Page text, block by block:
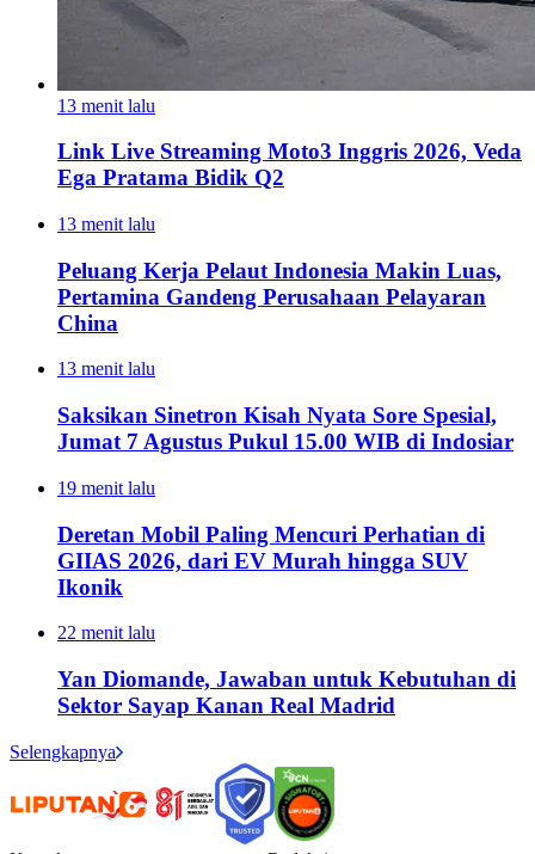
13 menit lalu
Link Live Streaming Moto3 Inggris 2026, Veda
Ega Pratama Bidik Q2
13 menit lalu
Peluang Kerja Pelaut Indonesia Makin Luas,
Pertamina Gandeng Perusahaan Pelayaran
China
13 menit lalu
Saksikan Sinetron Kisah Nyata Sore Spesial,
Jumat 7 Agustus Pukul 15.00 WIB di Indosiar
19 menit lalu
Deretan Mobil Paling Mencuri Perhatian di
GIIAS 2026, dari EV Murah hingga SUV
Ikonik
22 menit lalu
Yan Diomande, Jawaban untuk Kebutuhan di
Sektor Sayap Kanan Real Madrid
Selengkapnya